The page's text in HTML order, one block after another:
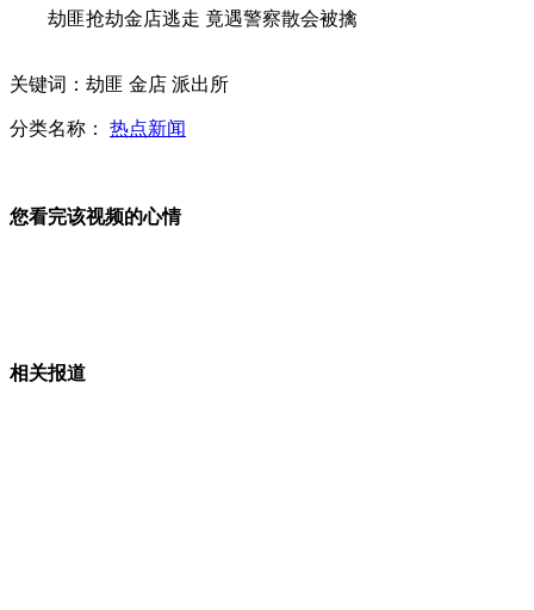
刘德华戛纳宣传新片 表白日告白郑秀文
劫匪抢劫金店逃走 竟遇警察散会被擒
关键词：劫匪 金店 派出所
分类名称： 热点新闻
您看完该视频的心情
相关报道